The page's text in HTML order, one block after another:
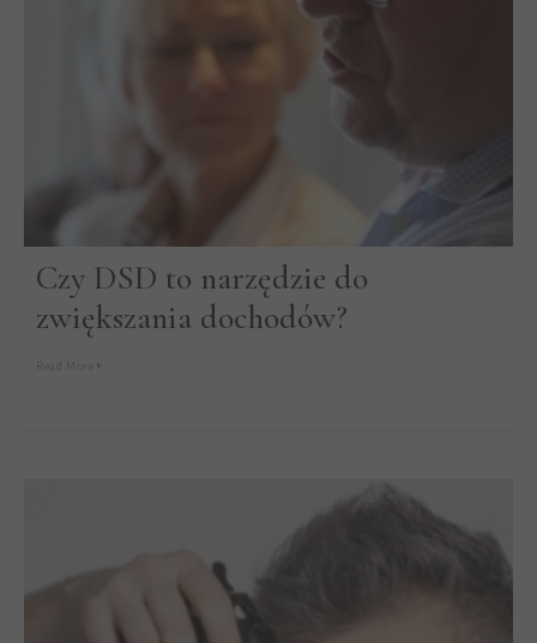
Czy DSD to narzędzie do
zwiększania dochodów?